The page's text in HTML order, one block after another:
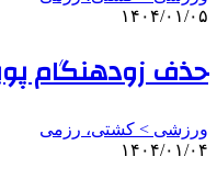
۱۴۰۴/۰۱/۰۵
حذف زودهنگام
ورزشی > کشتی، رزمی
۱۴۰۴/۰۱/۰۴